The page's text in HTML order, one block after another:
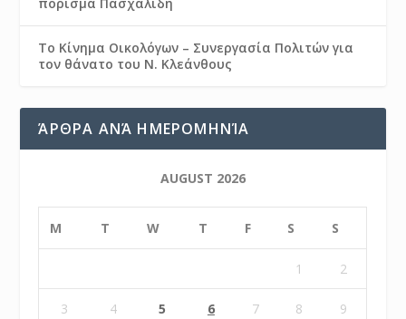
Το Κίνημα Οικολόγων – Συνεργασία Πολιτών για
τον θάνατο του Ν. Κλεάνθους
ΆΡΘΡΑ ΑΝΆ ΗΜΕΡΟΜΗΝΊΑ
AUGUST 2026
M T W T F S S
1 2
3 4 5 6 7 8 9